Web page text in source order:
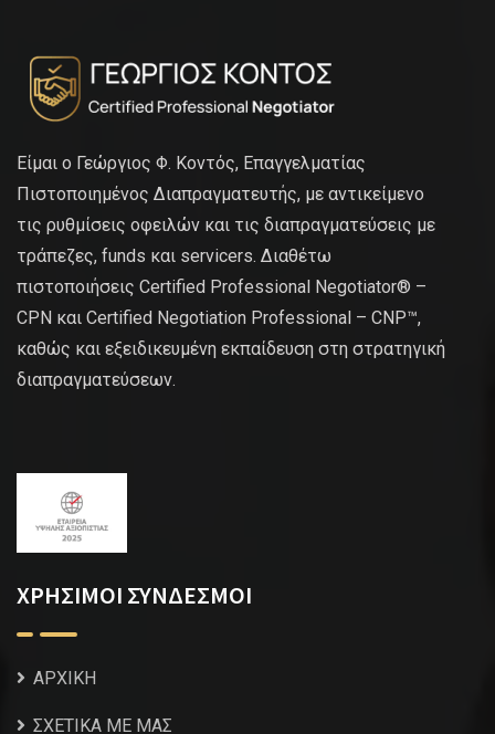
Είμαι ο Γεώργιος Φ. Κοντός, Επαγγελματίας
Πιστοποιημένος Διαπραγματευτής, με αντικείμενο
τις ρυθμίσεις οφειλών και τις διαπραγματεύσεις με
τράπεζες, funds και servicers. Διαθέτω
πιστοποιήσεις Certified Professional Negotiator® –
CPN και Certified Negotiation Professional – CNP™,
καθώς και εξειδικευμένη εκπαίδευση στη στρατηγική
διαπραγματεύσεων.
ΧΡΗΣΙΜΟΙ ΣΥΝΔΕΣΜΟΙ
ΑΡΧΙΚΗ
ΣΧΕΤΙΚΑ ΜΕ ΜΑΣ